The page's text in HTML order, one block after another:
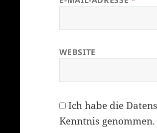
WEBSITE
Ich habe die
Kenntnis genommen.